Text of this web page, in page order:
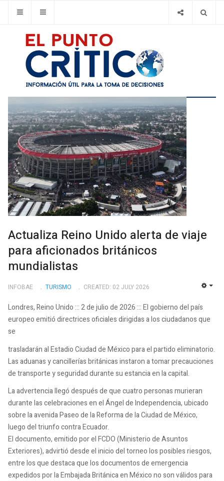
Actualiza Reino Unido alerta de viaje
para aficionados británicos
mundialistas
INFOBAE TURISMO CREATED: 02 JULY 2026
Londres, Reino Unido ::: 2 de julio de 2026 ::: El gobierno del país
europeo emitió directrices oficiales dirigidas a los ciudadanos que
se
trasladarán al Estadio Ciudad de México para el partido eliminatorio.
Las aduanas y cancillerías británicas instaron a tomar precauciones
de transporte y seguridad durante su estancia en la capital.
La advertencia llegó después de que cuatro personas murieran
durante las celebraciones en el Ángel de Independencia, ubicado
sobre la avenida Paseo de la Reforma de la Ciudad de México,
luego del triunfo contra Ecuador.
El documento, emitido por el FCDO (Ministerio de Asuntos
Exteriores), advirtió desde el inicio del torneo los posibles riesgos,
entre los que destaca que los documentos de emergencia
expedidos por la Embajada Británica en México no son válidos para